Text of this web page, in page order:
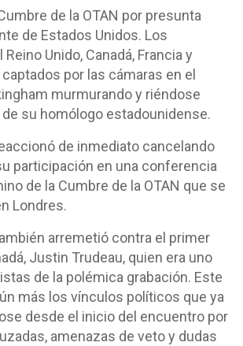
de la OTAN por presunta
de Estados Unidos. Los
Unido, Canadá, Francia y
por las cámaras en el
murmurando y riéndose
su homólogo estadounidense.
de inmediato cancelando
participación en una conferencia
de la Cumbre de la OTAN que se
Londres.
arremetió contra el primer
Justin Trudeau, quien era uno
de la polémica grabación. Este
más los vínculos políticos que ya
desde el inicio del encuentro por
amenazas de veto y dudas